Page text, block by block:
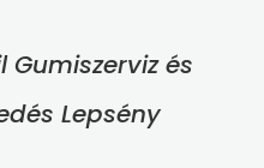
Gumiszerviz és
Lepsény